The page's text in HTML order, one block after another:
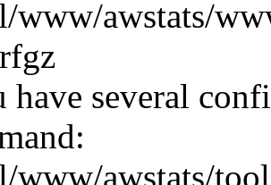
www/awstats/
have several
www/awstats/